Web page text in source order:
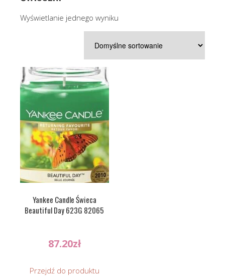
Wyświetlanie jednego wyniku
Yankee Candle Świeca
Beautiful Day 623G 82065
87.20zł
Przejdź do produktu